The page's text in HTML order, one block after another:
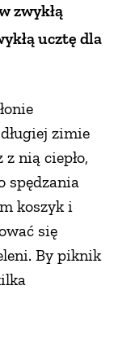
zwykłą
ucztę dla
zimie
nią ciepło,
spędzania
koszyk i
się
By piknik